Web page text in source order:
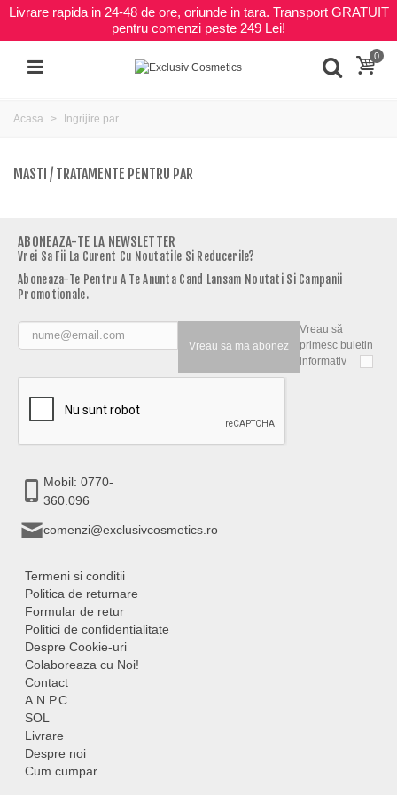
Livrare rapida in 24-48 de ore, oriunde in tara. Transport GRATUIT
pentru comenzi peste 249 Lei!
0
Acasa Ingrijire par
MASTI / TRATAMENTE PENTRU PAR
ABONEAZA-TE LA NEWSLETTER
Vrei Sa Fii La Curent Cu Noutatile Si Reducerile?
Aboneaza-Te Pentru A Te Anunta Cand Lansam Noutati Si Campanii
Promotionale.
Vreau sa ma abonez
Vreau să
primesc buletin
informativ
Termeni si conditii
Politica de returnare
Formular de retur
Politici de confidentialitate
Despre Cookie-uri
Colaboreaza cu Noi!
Contact
A.N.P.C.
SOL
Livrare
Despre noi
Cum cumpar
Mobil: 0770-
360.096
comenzi@exclusivcosmetics.ro